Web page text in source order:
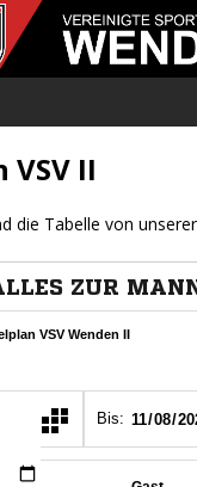
VSV II
die Tabelle von